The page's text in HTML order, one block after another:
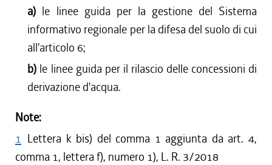
a) le linee guida per la gestione del Sistema
informativo regionale per la difesa del suolo di cui
all'articolo 6;
b) le linee guida per il rilascio delle concessioni di
derivazione d'acqua.
Note:
1 Lettera k bis) del comma 1 aggiunta da art. 4,
comma 1, lettera f), numero 1), L. R. 3/2018